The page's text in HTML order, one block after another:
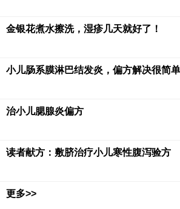
金银花煮水擦洗，湿疹几天就好了！
小儿肠系膜淋巴结发炎，偏方解决很简单
治小儿腮腺炎偏方
读者献方：敷脐治疗小儿寒性腹泻验方
更多>>